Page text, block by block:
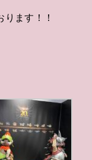
ます！！